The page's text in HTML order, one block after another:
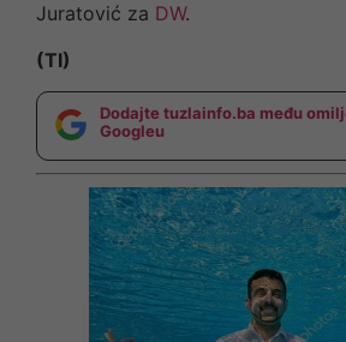
Juratović za DW.
(TI)
Dodajte tuzlainfo.ba među
Googleu